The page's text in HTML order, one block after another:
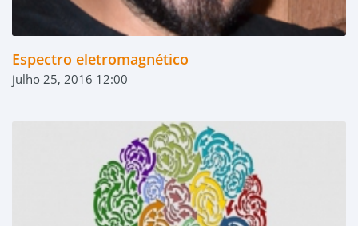
Espectro eletromagnético
julho 25, 2016 12:00